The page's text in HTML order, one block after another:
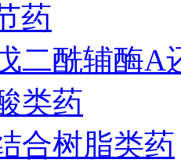
药
二酰辅酶A
类药
合树脂类药